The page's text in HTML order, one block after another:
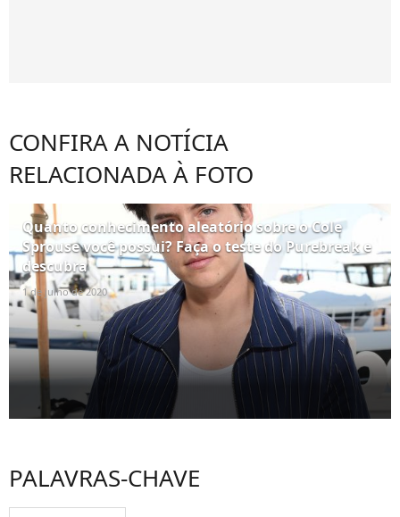
CONFIRA A NOTÍCIA
RELACIONADA À FOTO
Quanto conhecimento aleatório sobre o Cole
Sprouse você possui? Faça o teste do Purebreak e
descubra
1 de julho de 2020
PALAVRAS-CHAVE